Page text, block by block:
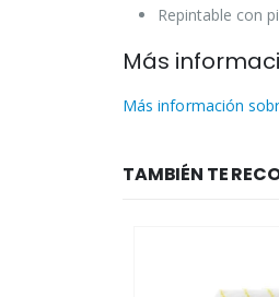
Repintable con
Más
Más información
TAMBIÉN TE